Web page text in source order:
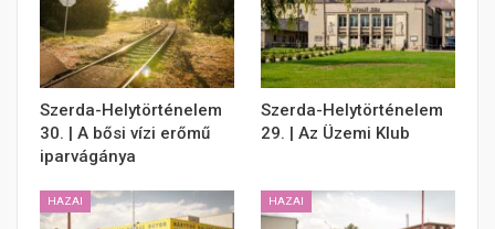
Szerda-Helytörténelem
30. | A bősi vízi erőmű
iparvágánya
Szerda-Helytörténelem
29. | Az Üzemi Klub
HAZAI HAZAI